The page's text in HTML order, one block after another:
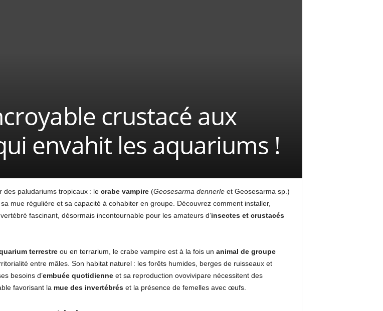
crustacé aux
envahit les aquariums !
des paludariums tropicaux : le crabe vampire(Geosesarma dennerleet Geosesarma sp.)
mue régulière et sa capacité à cohabiter en groupe. Découvrez comment installer,
fascinant, désormais incontournable pour les amateurs d’insectes et crustacés
terrestreou en terrarium, le crabe vampire est à la fois un animal de groupe
entre mâles. Son habitat naturel : les forêts humides, berges de ruisseaux et
besoins d’embuée quotidienneet sa reproduction ovovivipare nécessitent des
favorisant la mue des invertébréset la présence de femelles avec œufs.